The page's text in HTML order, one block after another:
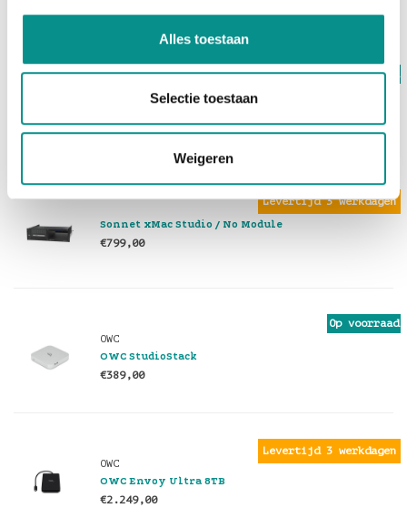
Alles toestaan
Selectie toestaan
Weigeren
Op voorraad
LMP USB-C Hub (SpaceGrijs)
€59,00
Levertijd 3 werkdagen
Sonnet xMac Studio / No Module
€799,00
Op voorraad
OWC
OWC StudioStack
€389,00
Levertijd 3 werkdagen
OWC
OWC Envoy Ultra 8TB
€2.249,00